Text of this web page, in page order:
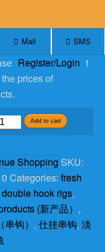
Mail SMS
Register/Login t
prices of
Add to cart
Shopping SKU:
Categories:fresh
hook rigs,
(新产品） ,
钩） ,仕挂串钩,淡